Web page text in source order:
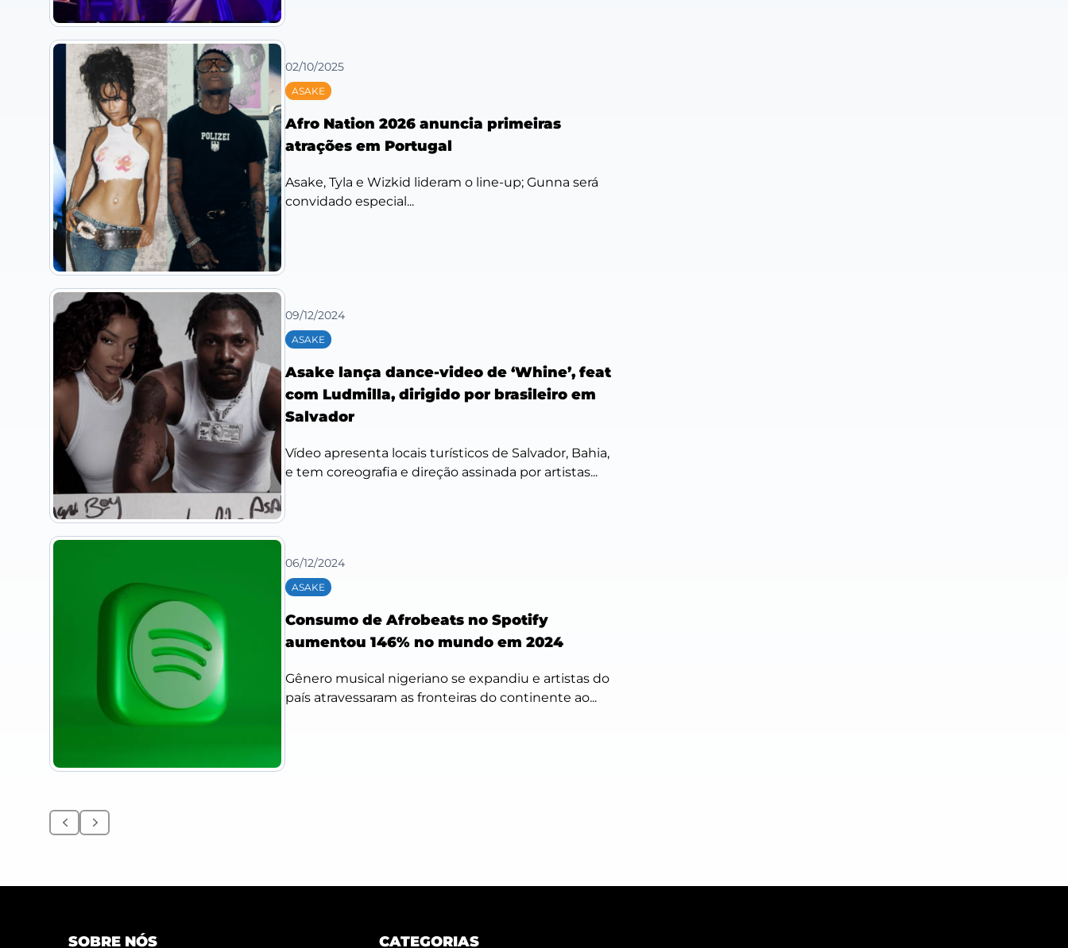
02/10/2025
ASAKE
Afro Nation 2026 anuncia primeiras
atrações em Portugal
Asake, Tyla e Wizkid lideram o line-up; Gunna será
convidado especial...
09/12/2024
ASAKE
Asake lança dance-video de ‘Whine’, feat
com Ludmilla, dirigido por brasileiro em
Salvador
Vídeo apresenta locais turísticos de Salvador, Bahia,
e tem coreografia e direção assinada por artistas...
06/12/2024
ASAKE
Consumo de Afrobeats no Spotify
aumentou 146% no mundo em 2024
Gênero musical nigeriano se expandiu e artistas do
país atravessaram as fronteiras do continente ao...
AnteriorPróximo
SOBRE NÓS CATEGORIAS